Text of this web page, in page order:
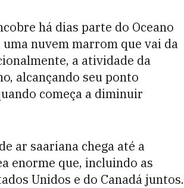
há dias parte do Oceano
nuvem marrom que vai da
a atividade da
alcançando seu ponto
começa a diminuir
ar saariana chega até a
enorme que, incluindo as
Unidos e do Canadá juntos.